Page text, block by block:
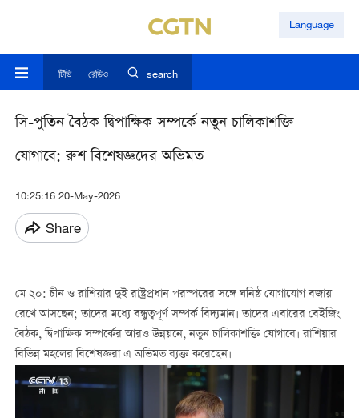
Language
টিভি রেডিও search
সি-পুতিন বৈঠক দ্বিপাক্ষিক সম্পর্কে নতুন চালিকাশক্তি
যোগাবে: রুশ বিশেষজ্ঞদের অভিমত
10:25:16 20-May-2026
Share
মে ২০: চীন ও রাশিয়ার দুই রাষ্ট্রপ্রধান পরস্পরের সঙ্গে ঘনিষ্ঠ যোগাযোগ বজায়
রেখে আসছেন; তাদের মধ্যে বন্ধুত্বপূর্ণ সম্পর্ক বিদ্যমান। তাদের এবারের বেইজিং
বৈঠক, দ্বিপাক্ষিক সম্পর্কের আরও উন্নয়নে, নতুন চালিকাশক্তি যোগাবে। রাশিয়ার
বিভিন্ন মহলের বিশেষজ্ঞরা এ অভিমত ব্যক্ত করেছেন।